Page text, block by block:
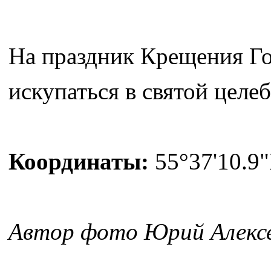
На праздник Крещения
искупаться в святой
Координаты:
Автор фото Юрий